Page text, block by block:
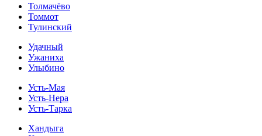
Толмачёво
Томмот
Тулинский
Удачный
Ужаниха
Улыбино
Усть-Мая
Усть-Нера
Усть-Тарка
Хандыга